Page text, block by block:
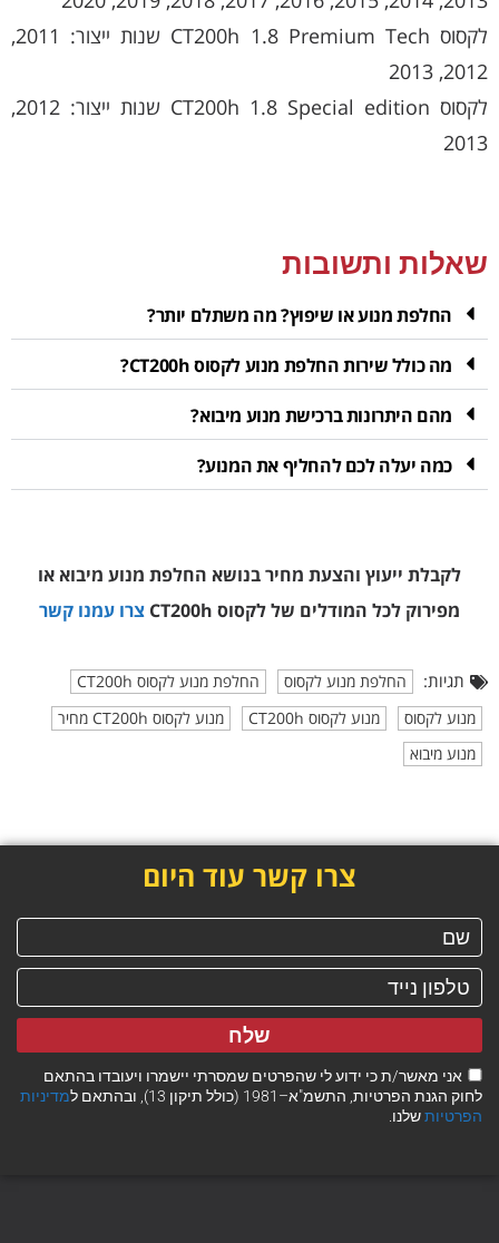
לקסוס CT200h 1.8 Premium Tech שנות ייצור: 2011,
2012, 2013
לקסוס CT200h 1.8 Special edition שנות ייצור: 2012,
2013
שאלות ותשובות
החלפת מנוע או שיפוץ? מה משתלם יותר?
מה כולל שירות החלפת מנוע לקסוס CT200h?
מהם היתרונות ברכישת מנוע מיבוא?
כמה יעלה לכם להחליף את המנוע?
לקבלת ייעוץ והצעת מחיר בנושא החלפת מנוע מיבוא או
מפירוק לכל המודלים של לקסוס CT200h צרו עמנו קשר
תגיות: החלפת מנוע לקסוס
החלפת מנוע לקסוס CT200h
מנוע לקסוס
מנוע לקסוס CT200h
מנוע לקסוס CT200h מחיר
מנוע מיבוא
צרו קשר עוד היום
אני מאשר/ת כי ידוע לי שהפרטים שמסרתי יישמרו ויעובדו בהתאם
לחוק הגנת הפרטיות, התשמ"א–1981 (כולל תיקון 13), ובהתאם ל
מדיניות
הפרטיותשלנו.
שלח